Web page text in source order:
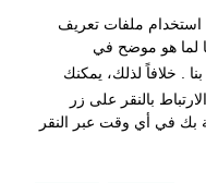
استخدام ملفات تعريف
لما هو موضح في
. خلافاً لذلك، يمكنك
بالنقر على زر
بك في أي وقت عبر النقر
استخدام ملفات تعريف
لما هو موضح في
. خلافاً لذلك، يمكنك
بالنقر على زر
بك في أي وقت عبر النقر